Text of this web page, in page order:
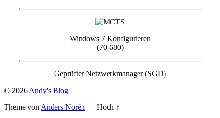
Windows 7 Konfigurieren
(70-680)
Geprüfter Netzwerkmanager (SGD)
© 2026 Andy's Blog
Theme von Anders Norén — Hoch ↑